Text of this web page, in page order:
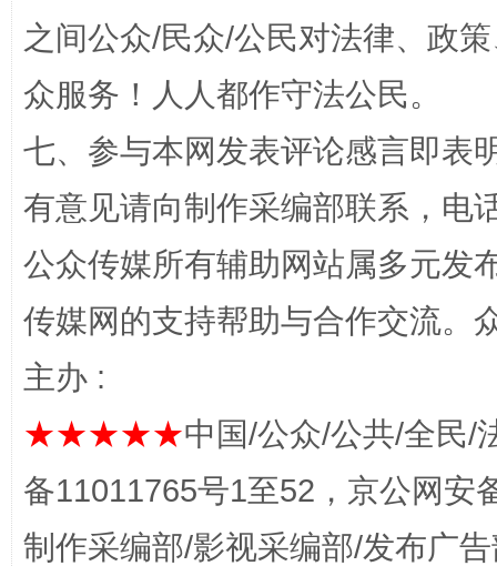
招工难、用工荒背后
网上购药对药下症？
之间公众/民众/公民对法律、政
众服务！人人都作守法公民。
七、参与本网发表评论感言即表
有意见请向制作采编部联系，电
公众传媒所有辅助网站属多元发
传媒网的支持帮助与合作交流。
主办 :
★★★★★中国/公众/公共/全民/
备11011765号1至52，京公网安
制作采编部/影视采编部/发布广